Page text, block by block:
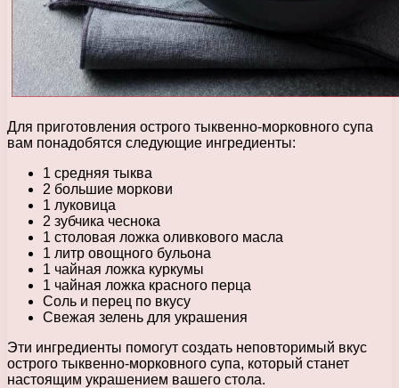
Для приготовления острого тыквенно-морковного супа
вам понадобятся следующие ингредиенты:
1 средняя тыква
2 большие моркови
1 луковица
2 зубчика чеснока
1 столовая ложка оливкового масла
1 литр овощного бульона
1 чайная ложка куркумы
1 чайная ложка красного перца
Соль и перец по вкусу
Свежая зелень для украшения
Эти ингредиенты помогут создать неповторимый вкус
острого тыквенно-морковного супа, который станет
настоящим украшением вашего стола.